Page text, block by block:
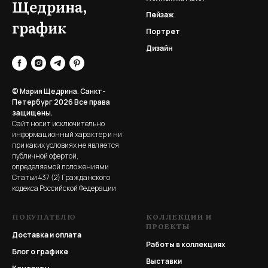
Щедрина,
график
© Мария Щедрина. Санкт-
Петербург 2026Все права
защищены.
Сайт носит исключительно
информационный характер и ни
при каких условиях не является
публичной офертой,
определяемой положениями
Статьи 437 (2) Гражданского
кодекса Российской Федерации
Пейзаж
Портрет
Дизайн
ПОКУПАТЕЛЮ
Доставка и оплата
Блог о графике
КОЛЛЕКЦИИ И
ПРОЕКТЫ
Работы в коллекциях
Выставки